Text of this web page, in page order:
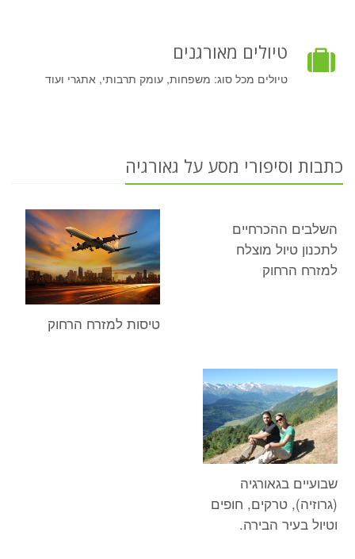
טיולים מאורגנים
טיולים מכל סוג: משפחות, עומק תרבותי, אתגרי ועוד
כתבות וסיפורי מסע על גאורגיה
השלבים ההכרחיים
לתכנון טיול מוצלח
למזרח הרחוק
טיסות למזרח הרחוק
שבועיים בגאורגיה
(גרוזיה), טרקים, חופים
וטיול בעיר הבירה.